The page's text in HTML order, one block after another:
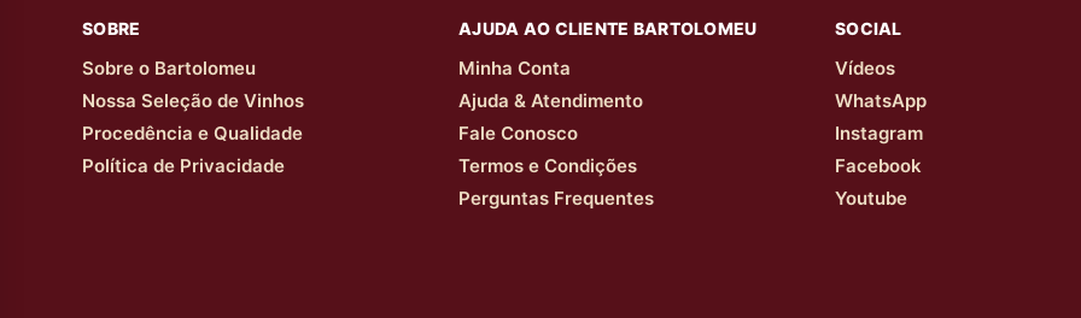
SOBRE
Sobre o Bartolomeu
Nossa Seleção de Vinhos
Procedência e Qualidade
Política de Privacidade
AJUDA AO CLIENTE BARTOLOMEU
Minha Conta
Ajuda & Atendimento
Fale Conosco
Termos e Condições
Perguntas Frequentes
SOCIAL
Vídeos
WhatsApp
Instagram
Facebook
Youtube